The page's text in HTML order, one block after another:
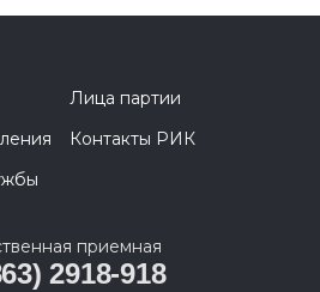
Лица партии
Контакты РИК
приемная
2918-918